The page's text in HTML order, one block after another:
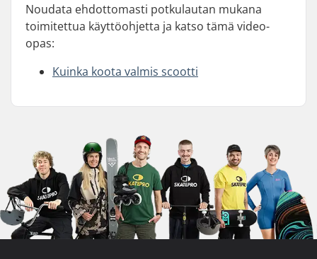
Noudata ehdottomasti potkulautan mukana
toimitettua käyttöohjetta ja katso tämä video-
opas:
Kuinka koota valmis scootti